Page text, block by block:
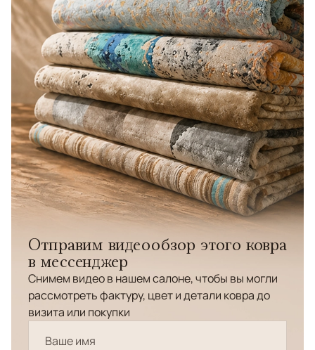
Отправим видеообзор этого ковра
в мессенджер
Снимем видео в нашем салоне, чтобы вы могли
рассмотреть фактуру, цвет и детали ковра до
визита или покупки